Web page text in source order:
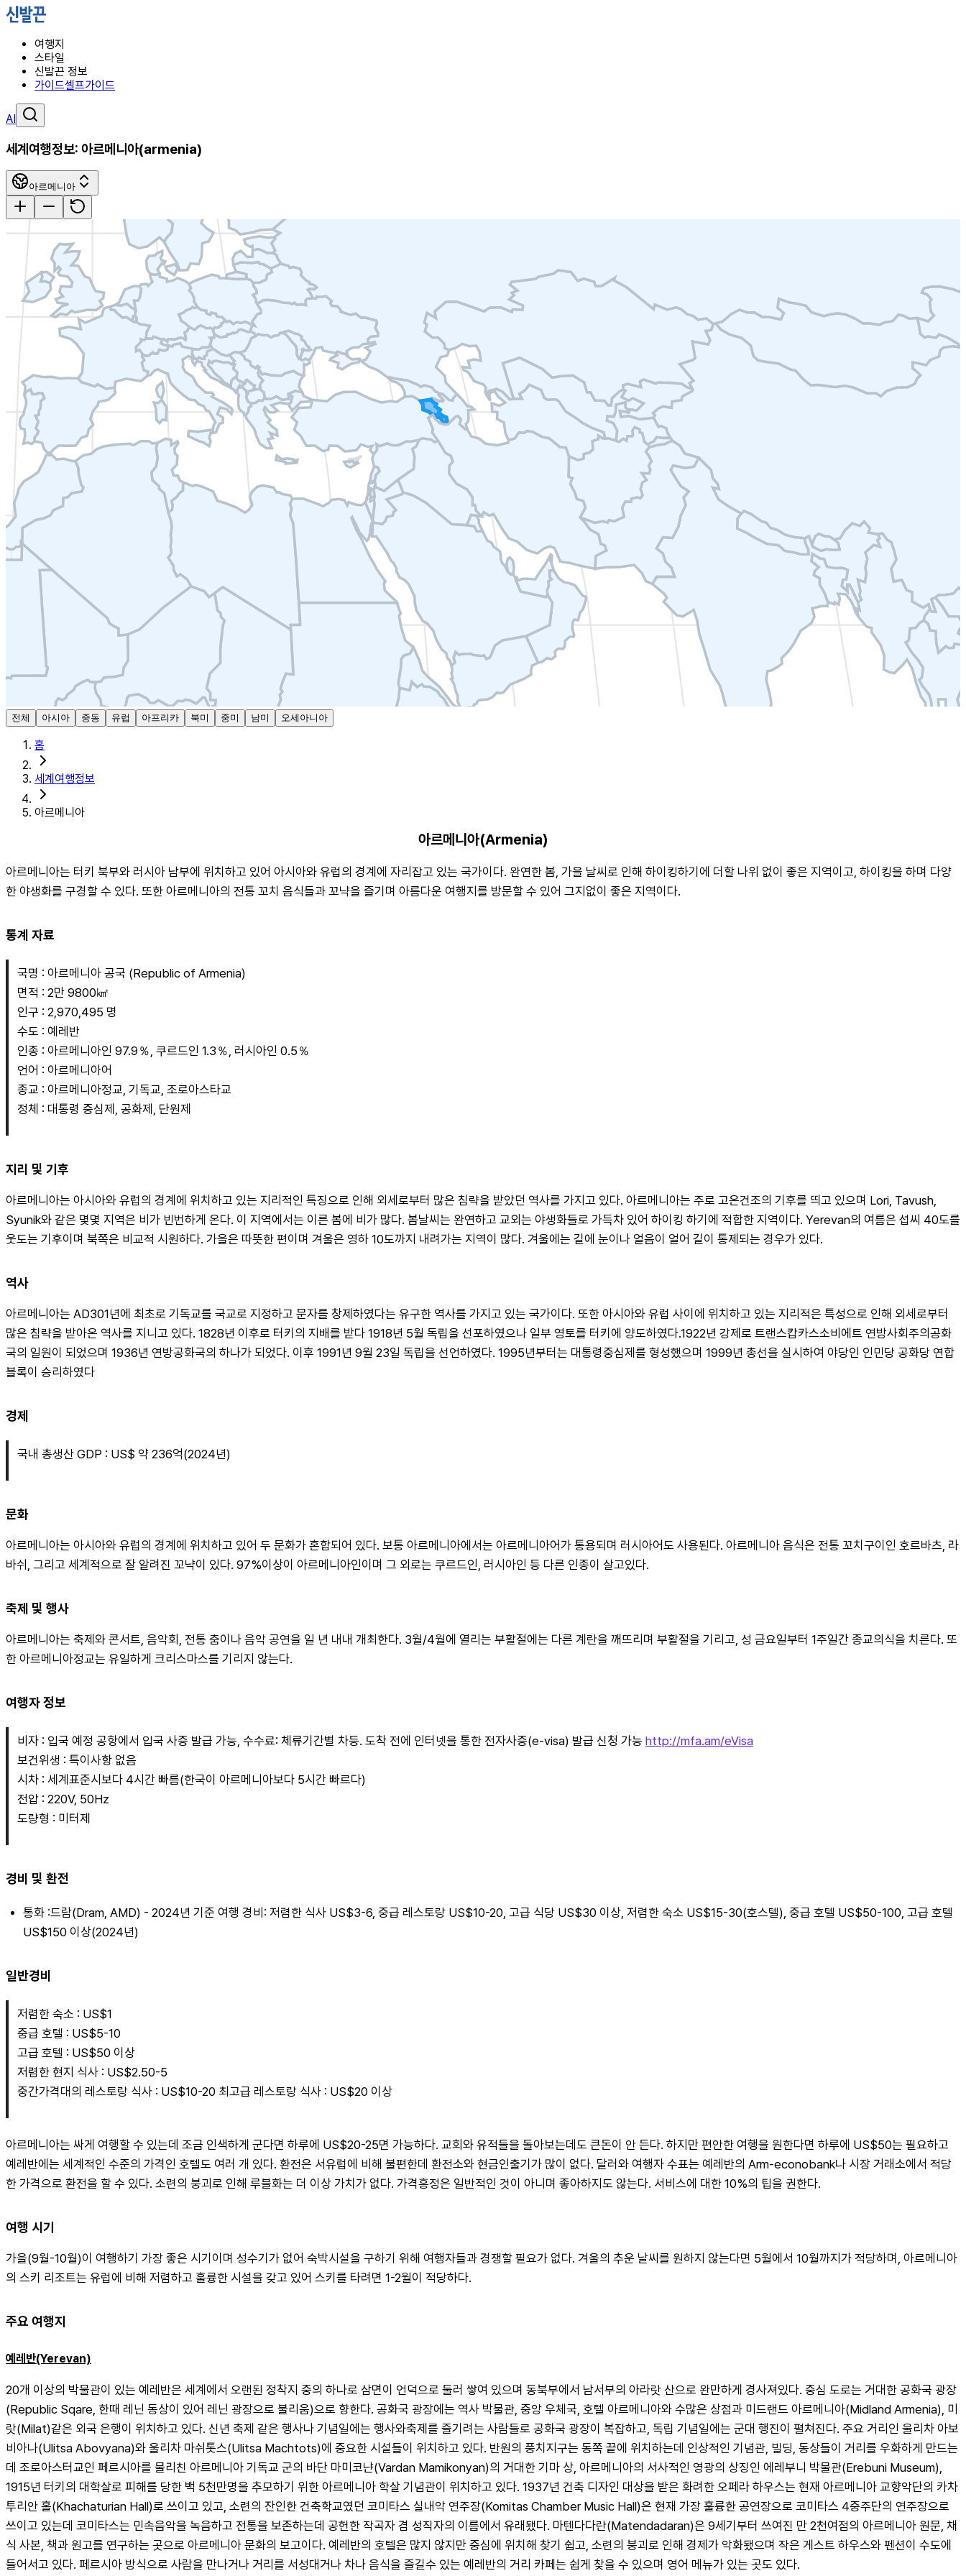
여행지
스타일
신발끈 정보
가이드셀프가이드
AI
세계여행정보: 아르메니아(armenia)
아르메니아
전체 아시아 중동 유럽 아프리카 북미 중미 남미 오세아니아
홈
세계여행정보
아르메니아
아르메니아(Armenia)
아르메니아는 터키 북부와 러시아 남부에 위치하고 있어 아시아와 유럽의 경계에 자리잡고 있는 국가이다. 완연한 봄, 가을 날씨로 인해 하이킹하기에 더할 나위 없이 좋은 지역이고, 하이킹을 하며 다양
한 야생화를 구경할 수 있다. 또한 아르메니아의 전통 꼬치 음식들과 꼬냑을 즐기며 아름다운 여행지를 방문할 수 있어 그지없이 좋은 지역이다.
통계 자료
국명 : 아르메니아 공국 (Republic of Armenia)
면적 : 2만 9800㎢
인구 : 2,970,495 명
수도 : 예레반
인종 : 아르메니아인 97.9％, 쿠르드인 1.3％, 러시아인 0.5％
언어 : 아르메니아어
종교 : 아르메니아정교, 기독교, 조로아스타교
정체 : 대통령 중심제, 공화제, 단원제
지리 및 기후
아르메니아는 아시아와 유럽의 경계에 위치하고 있는 지리적인 특징으로 인해 외세로부터 많은 침략을 받았던 역사를 가지고 있다. 아르메니아는 주로 고온건조의 기후를 띄고 있으며 Lori, Tavush,
Syunik와 같은 몇몇 지역은 비가 빈번하게 온다. 이 지역에서는 이른 봄에 비가 많다. 봄날씨는 완연하고 교외는 야생화들로 가득차 있어 하이킹 하기에 적합한 지역이다. Yerevan의 여름은 섭씨 40도를
웃도는 기후이며 북쪽은 비교적 시원하다. 가을은 따뜻한 편이며 겨울은 영하 10도까지 내려가는 지역이 많다. 겨울에는 길에 눈이나 얼음이 얼어 길이 통제되는 경우가 있다.
역사
아르메니아는 AD301년에 최초로 기독교를 국교로 지정하고 문자를 창제하였다는 유구한 역사를 가지고 있는 국가이다. 또한 아시아와 유럽 사이에 위치하고 있는 지리적은 특성으로 인해 외세로부터
많은 침략을 받아온 역사를 지니고 있다. 1828년 이후로 터키의 지배를 받다 1918년 5월 독립을 선포하였으나 일부 영토를 터키에 양도하였다.1922년 강제로 트랜스캅카스소비에트 연방사회주의공화
국의 일원이 되었으며 1936년 연방공화국의 하나가 되었다. 이후 1991년 9월 23일 독립을 선언하였다. 1995년부터는 대통령중심제를 형성했으며 1999년 총선을 실시하여 야당인 인민당 공화당 연합
블록이 승리하였다
경제
국내 총생산 GDP : US$ 약 236억(2024년)
문화
아르메니아는 아시아와 유럽의 경계에 위치하고 있어 두 문화가 혼합되어 있다. 보통 아르메니아에서는 아르메니아어가 통용되며 러시아어도 사용된다. 아르메니아 음식은 전통 꼬치구이인 호르바츠, 라
바쉬, 그리고 세계적으로 잘 알려진 꼬냑이 있다. 97%이상이 아르메니아인이며 그 외로는 쿠르드인, 러시아인 등 다른 인종이 살고있다.
축제 및 행사
아르메니아는 축제와 콘서트, 음악회, 전통 춤이나 음악 공연을 일 년 내내 개최한다. 3월/4월에 열리는 부활절에는 다른 계란을 깨뜨리며 부활절을 기리고, 성 금요일부터 1주일간 종교의식을 치른다. 또
한 아르메니아정교는 유일하게 크리스마스를 기리지 않는다.
여행자 정보
비자 : 입국 예정 공항에서 입국 사증 발급 가능, 수수료: 체류기간별 차등. 도착 전에 인터넷을 통한 전자사증(e-visa) 발급 신청 가능 http://mfa.am/eVisa
보건위생 : 특이사항 없음
시차 : 세계표준시보다 4시간 빠름(한국이 아르메니아보다 5시간 빠르다)
전압 : 220V, 50Hz
도량형 : 미터제
경비 및 환전
통화 :드람(Dram, AMD) - 2024년 기준 여행 경비: 저렴한 식사 US$3-6, 중급 레스토랑 US$10-20, 고급 식당 US$30 이상, 저렴한 숙소 US$15-30(호스텔), 중급 호텔 US$50-100, 고급 호텔
US$150 이상(2024년)
일반경비
저렴한 숙소 : US$1
중급 호텔 : US$5-10
고급 호텔 : US$50 이상
저렴한 현지 식사 : US$2.50-5
중간가격대의 레스토랑 식사 : US$10-20 최고급 레스토랑 식사 : US$20 이상
아르메니아는 싸게 여행할 수 있는데 조금 인색하게 군다면 하루에 US$20-25면 가능하다. 교회와 유적들을 돌아보는데도 큰돈이 안 든다. 하지만 편안한 여행을 원한다면 하루에 US$50는 필요하고
예레반에는 세계적인 수준의 가격인 호텔도 여러 개 있다. 환전은 서유럽에 비해 불편한데 환전소와 현금인출기가 많이 없다. 달러와 여행자 수표는 예레반의 Arm-econobank나 시장 거래소에서 적당
한 가격으로 환전을 할 수 있다. 소련의 붕괴로 인해 루블화는 더 이상 가치가 없다. 가격흥정은 일반적인 것이 아니며 좋아하지도 않는다. 서비스에 대한 10%의 팁을 권한다.
여행 시기
가을(9월-10월)이 여행하기 가장 좋은 시기이며 성수기가 없어 숙박시설을 구하기 위해 여행자들과 경쟁할 필요가 없다. 겨울의 추운 날씨를 원하지 않는다면 5월에서 10월까지가 적당하며, 아르메니아
의 스키 리조트는 유럽에 비해 저렴하고 훌륭한 시설을 갖고 있어 스키를 타려면 1-2월이 적당하다.
주요 여행지
예레반(Yerevan)
20개 이상의 박물관이 있는 예레반은 세계에서 오랜된 정착지 중의 하나로 삼면이 언덕으로 둘러 쌓여 있으며 동북부에서 남서부의 아라랏 산으로 완만하게 경사져있다. 중심 도로는 거대한 공화국 광장
(Republic Sqare, 한때 레닌 동상이 있어 레닌 광장으로 불리움)으로 향한다. 공화국 광장에는 역사 박물관, 중앙 우체국, 호텔 아르메니아와 수많은 상점과 미드랜드 아르메니아(Midland Armenia), 미
랏(Milat)같은 외국 은행이 위치하고 있다. 신년 축제 같은 행사나 기념일에는 행사와축제를 즐기려는 사람들로 공화국 광장이 복잡하고, 독립 기념일에는 군대 행진이 펼쳐진다. 주요 거리인 울리차 아보
비아나(Ulitsa Abovyana)와 울리차 마쉬톳스(Ulitsa Machtots)에 중요한 시설들이 위치하고 있다. 반원의 풍치지구는 동쪽 끝에 위치하는데 인상적인 기념관, 빌딩, 동상들이 거리를 우화하게 만드는
데 조로아스터교인 페르시아를 물리친 아르메니아 기독교 군의 바단 마미코냔(Vardan Mamikonyan)의 거대한 기마 상, 아르메니아의 서사적인 영광의 상징인 에레부니 박물관(Erebuni Museum),
1915년 터키의 대학살로 피해를 당한 백 5천만명을 추모하기 위한 아르메니아 학살 기념관이 위치하고 있다. 1937년 건축 디자인 대상을 받은 화려한 오페라 하우스는 현재 아르메니아 교향악단의 카차
투리안 홀(Khachaturian Hall)로 쓰이고 있고, 소련의 잔인한 건축학교였던 코미타스 실내악 연주장(Komitas Chamber Music Hall)은 현재 가장 훌륭한 공연장으로 코미타스 4중주단의 연주장으로
쓰이고 있는데 코미타스는 민속음악을 녹음하고 전통을 보존하는데 공헌한 작곡자 겸 성직자의 이름에서 유래됐다. 마텐다다란(Matendadaran)은 9세기부터 쓰여진 만 2천여점의 아르메니아 원문, 채
식 사본, 책과 원고를 연구하는 곳으로 아르메니아 문화의 보고이다. 예레반의 호텔은 많지 않지만 중심에 위치해 찾기 쉽고, 소련의 붕괴로 인해 경제가 악화됐으며 작은 게스트 하우스와 펜션이 수도에
들어서고 있다. 페르시아 방식으로 사람을 만나거나 거리를 서성대거나 차나 음식을 즐길수 있는 예레반의 거리 카페는 쉽게 찾을 수 있으며 영어 메뉴가 있는 곳도 있다.